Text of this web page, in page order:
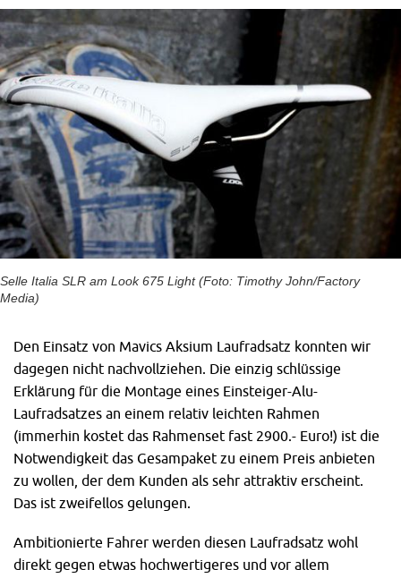
Selle Italia SLR am Look 675 Light (Foto: Timothy John/Factory
Media)
Den Einsatz von Mavics Aksium Laufradsatz konnten wir
dagegen nicht nachvollziehen. Die einzig schlüssige
Erklärung für die Montage eines Einsteiger-Alu-
Laufradsatzes an einem relativ leichten Rahmen
(immerhin kostet das Rahmenset fast 2900.- Euro!) ist die
Notwendigkeit das Gesampaket zu einem Preis anbieten
zu wollen, der dem Kunden als sehr attraktiv erscheint.
Das ist zweifellos gelungen.
Ambitionierte Fahrer werden diesen Laufradsatz wohl
direkt gegen etwas hochwertigeres und vor allem